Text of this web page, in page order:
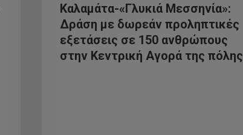
Καλαμάτα-«Γλυκιά Μεσσηνία»:
Δράση με δωρεάν προληπτικές
εξετάσεις σε 150 ανθρώπους
στην Κεντρική Αγορά της πόλης